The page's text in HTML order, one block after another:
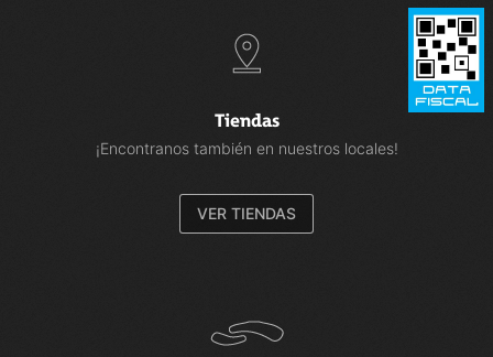
Tiendas
¡Encontranos también en nuestros locales!
VER TIENDAS